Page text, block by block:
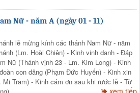
Nữ - năm A (ngày 01 - 11)
lễ mừng kính các thánh Nam Nữ - năm
(Lm. Hoài Chiên) - Kinh vinh danh - Đáp
Nữ (Thánh vịnh 23 - Lm. Kim Long) - Kinh
con dâng (Phạm Đức Huyến) - Kinh xin
Trầm) - Kinh cám ơn sau khi rước lễ - Từ
....
xem tiếp